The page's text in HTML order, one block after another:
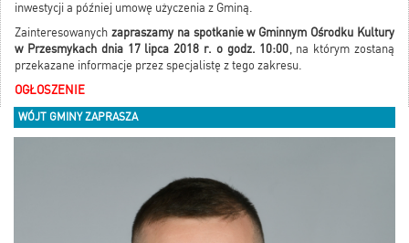
inwestycji a później umowę użyczenia z Gminą.
Zainteresowanych zapraszamy na spotkanie w Gminnym Ośrodku Kultury
w Przesmykach dnia 17 lipca 2018 r. o godz. 10:00, na którym zostaną
przekazane informacje przez specjalistę z tego zakresu.
OGŁOSZENIE
WÓJT GMINY ZAPRASZA